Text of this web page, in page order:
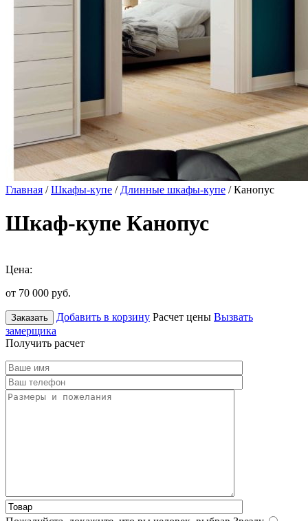
Главная /Шкафы-купе / Длинные шкафы-купе / Канопус
Шкаф-купе Канопус
Цена:
от 70 000 руб.
Заказать Добавить в корзину Расчет цены Вызвать
замерщика
Получить расчет